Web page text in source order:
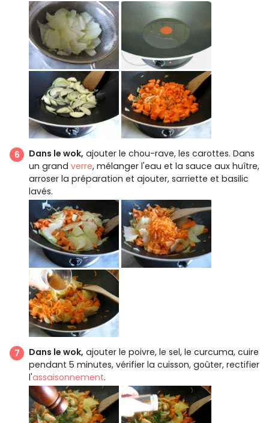
Dans le wok, ajouter le chou-rave, les carottes. Dans
un grand verre, mélanger l'eau et la sauce aux huître,
arroser la préparation et ajouter, sarriette et basilic
lavés.
Dans le wok, ajouter le poivre, le sel, le curcuma, cuire
pendant 5 minutes, vérifier la cuisson, goûter, rectifier
l'assaisonnement.